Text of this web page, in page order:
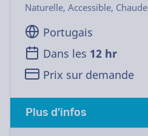
Naturelle, Accessible, Chaude
Portugais
Dans les 12 hr
Prix sur demande
Plus d'infos